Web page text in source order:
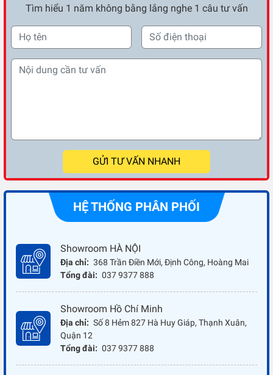
Tìm hiểu 1 năm không bằng lắng nghe 1 câu tư vấn
GỬI TƯ VẤN NHANH
HỆ THỐNG PHÂN PHỐI
Showroom HÀ NỘI
Địa chỉ: 368 Trần Điền Mới, Định Công, Hoàng Mai
Tổng đài: 037 9377 888
Showroom Hồ Chí Minh
Địa chỉ: Số 8 Hẻm 827 Hà Huy Giáp, Thạnh Xuân,
Quận 12
Tổng đài: 037 9377 888